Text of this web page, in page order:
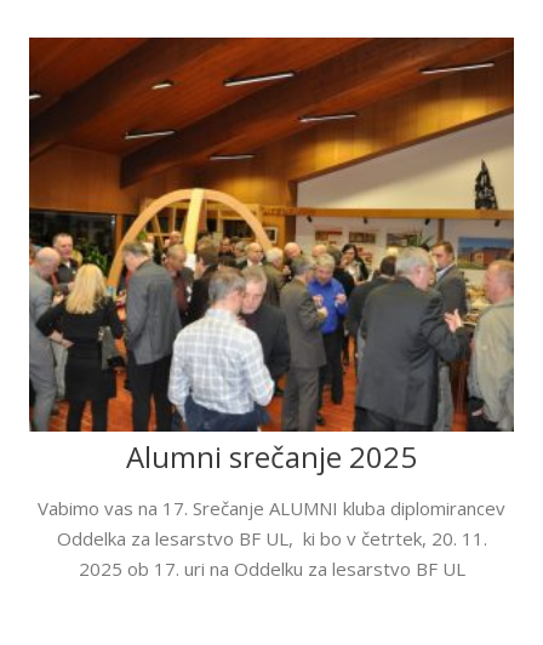
Alumni srečanje 2025
Vabimo vas na 17. Srečanje ALUMNI kluba diplomirancev
Oddelka za lesarstvo BF UL, ki bo v četrtek, 20. 11.
2025 ob 17. uri na Oddelku za lesarstvo BF UL